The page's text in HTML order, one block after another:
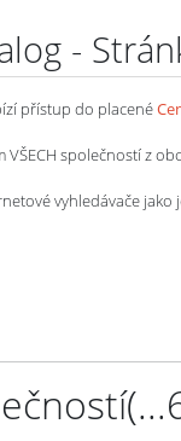
-
přístup do placené
VŠECH společností z
vyhledávače jako
(...